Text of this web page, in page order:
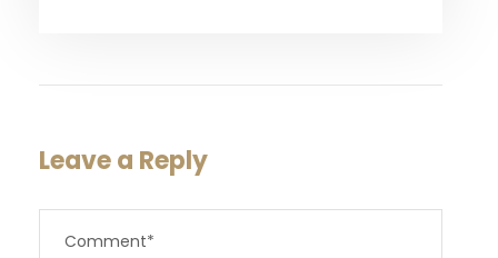
Leave a Reply